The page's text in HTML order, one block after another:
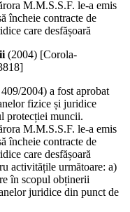
M.M.S.S.F. le-a emis
încheie contracte de
care desfășoară
(2004) [Corola-
2004) a fost aprobat
fizice și juridice
protecției muncii.
M.M.S.S.F. le-a emis
încheie contracte de
care desfășoară
activitățile următoare: a)
în scopul obținerii
juridice din punct de